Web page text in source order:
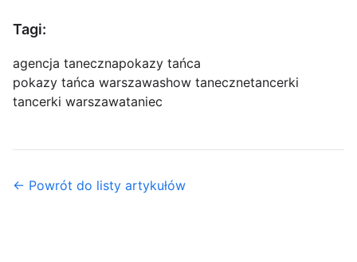
Tagi:
agencja tanecznapokazy tańca
pokazy tańca warszawashow tanecznetancerki
tancerki warszawataniec
← Powrót do listy artykułów